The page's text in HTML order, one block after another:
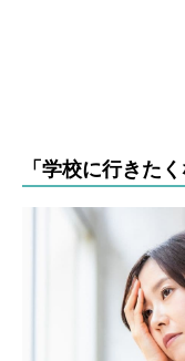
「学校に行きた